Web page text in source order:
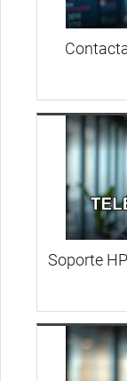
Soporte